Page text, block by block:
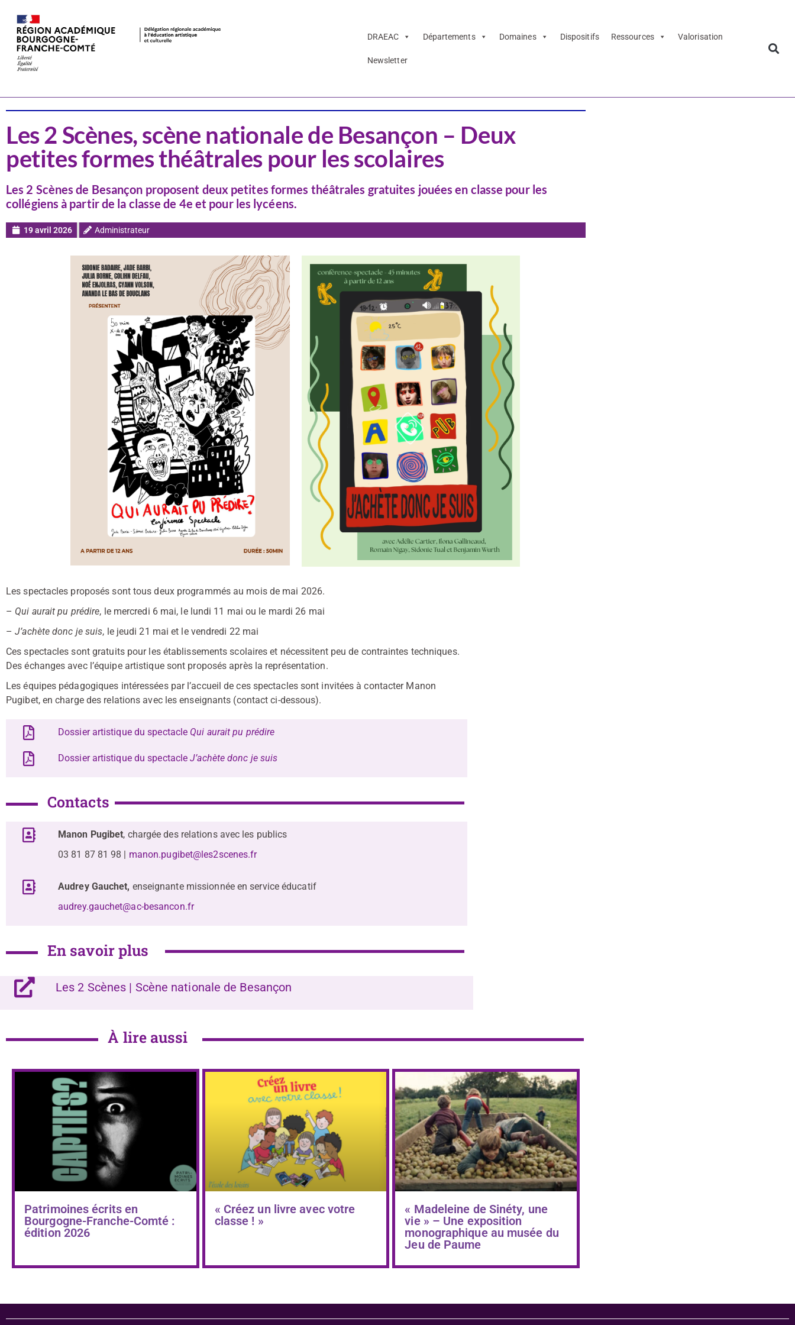
DRAEAC Départements Domaines Dispositifs Ressources Valorisation
Newsletter
Les 2 Scènes, scène nationale de Besançon – Deux
petites formes théâtrales pour les scolaires
Les 2 Scènes de Besançon proposent deux petites formes théâtrales gratuites jouées en classe pour les
collégiens à partir de la classe de 4e et pour les lycéens.
19 avril 2026 Administrateur
Les spectacles proposés sont tous deux programmés au mois de mai 2026.
– Qui aurait pu prédire, le mercredi 6 mai, le lundi 11 mai ou le mardi 26 mai
–J’achète donc je suis, le jeudi 21 mai et le vendredi 22 mai
Ces spectacles sont gratuits pour les établissements scolaires et nécessitent peu de contraintes techniques.
Des échanges avec l’équipe artistique sont proposés après la représentation.
Les équipes pédagogiques intéressées par l’accueil de ces spectacles sont invitées à contacter Manon
Pugibet, en charge des relations avec les enseignants (contact ci-dessous).
Dossier artistique du spectacle Qui aurait pu prédire
Dossier artistique du spectacleJ’achète donc je suis
Contacts
Manon Pugibet, chargée des relations avec les publics
03 81 87 81 98 | manon.pugibet@les2scenes.fr
Audrey Gauchet, enseignante missionnée en service éducatif
audrey.gauchet@ac-besancon.fr
En savoir plus
Les 2 Scènes | Scène nationale de Besançon
À lire aussi
Patrimoines écrits en
Bourgogne-Franche-Comté :
édition 2026
« Créez un livre avec votre
classe ! »
« Madeleine de Sinéty, une
vie » – Une exposition
monographique au musée du
Jeu de Paume